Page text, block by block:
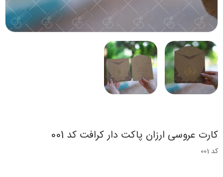
کارت عروسی ارزان پاکت دار کرافت کد 001
کد 001